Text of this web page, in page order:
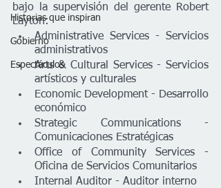
Historias que inspiran
Gobierno
Espectáculos
bajo la supervisión del gerente Robert
Layton:
Administrative Services - Servicios
administrativos
Arts & Cultural Services - Servicios
artísticos y culturales
Economic Development - Desarrollo
económico
Strategic Communications -
Comunicaciones Estratégicas
Office of Community Services -
Oficina de Servicios Comunitarios
Internal Auditor - Auditor interno